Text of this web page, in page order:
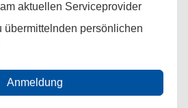
aktuellen Serviceprovider
übermittelnden persönlichen
Anmeldung